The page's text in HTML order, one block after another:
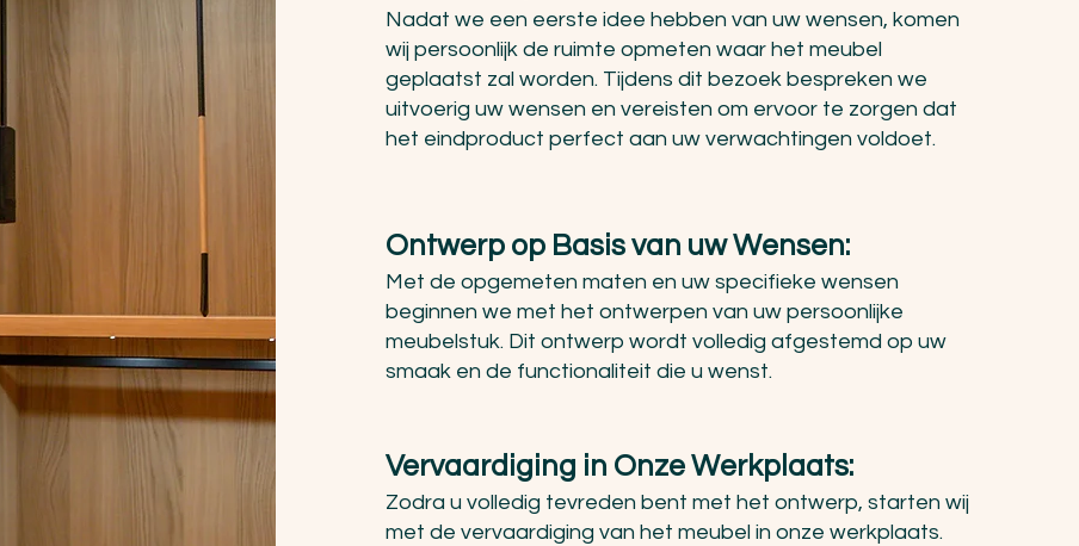
Nadat we een eerste idee hebben van uw wensen, komen
wij persoonlijk de ruimte opmeten waar het meubel
geplaatst zal worden. Tijdens dit bezoek bespreken we
uitvoerig uw wensen en vereisten om ervoor te zorgen dat
het eindproduct perfect aan uw verwachtingen voldoet.
Ontwerp op Basis van uw Wensen:
Met de opgemeten maten en uw specifieke wensen
beginnen we met het ontwerpen van uw persoonlijke
meubelstuk. Dit ontwerp wordt volledig afgestemd op uw
smaak en de functionaliteit die u wenst.
Vervaardiging in Onze Werkplaats:
Zodra u volledig tevreden bent met het ontwerp, starten wij
met de vervaardiging van het meubel in onze werkplaats.